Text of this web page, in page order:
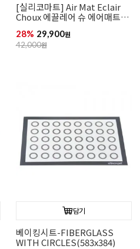
[실리코마트] Air Mat Eclair
Choux 에끌레어 슈 에어매트
28% 29,900원
42,000원
담기
베이킹시트-FIBERGLASS
WITH CIRCLES(583x384)